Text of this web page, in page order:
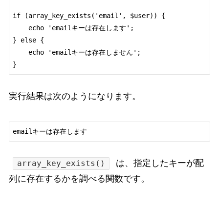
if (array_key_exists('email', $user)) {
} else {
実行結果は次のようになります。
array_key_exists()
は、指定したキーが配
列に存在するかを調べる関数です。